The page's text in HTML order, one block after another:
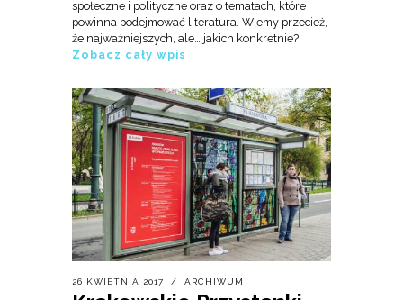
społeczne i polityczne oraz o tematach, które
powinna podejmować literatura. Wiemy przecież,
że najważniejszych, ale… jakich konkretnie?
Zobacz cały wpis
26 KWIETNIA 2017 ARCHIWUM